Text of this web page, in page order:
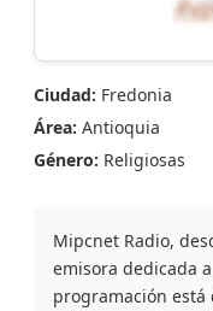
Ciudad: Fredonia
Área: Antioquia
Género: Religiosas
Mipcnet Radio,
emisora dedicada
programación está